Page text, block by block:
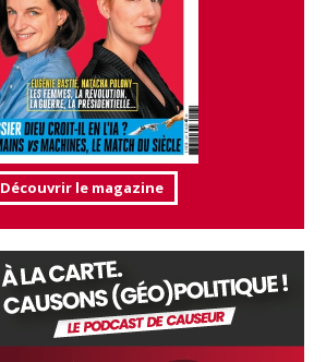
Découvrir le magazine